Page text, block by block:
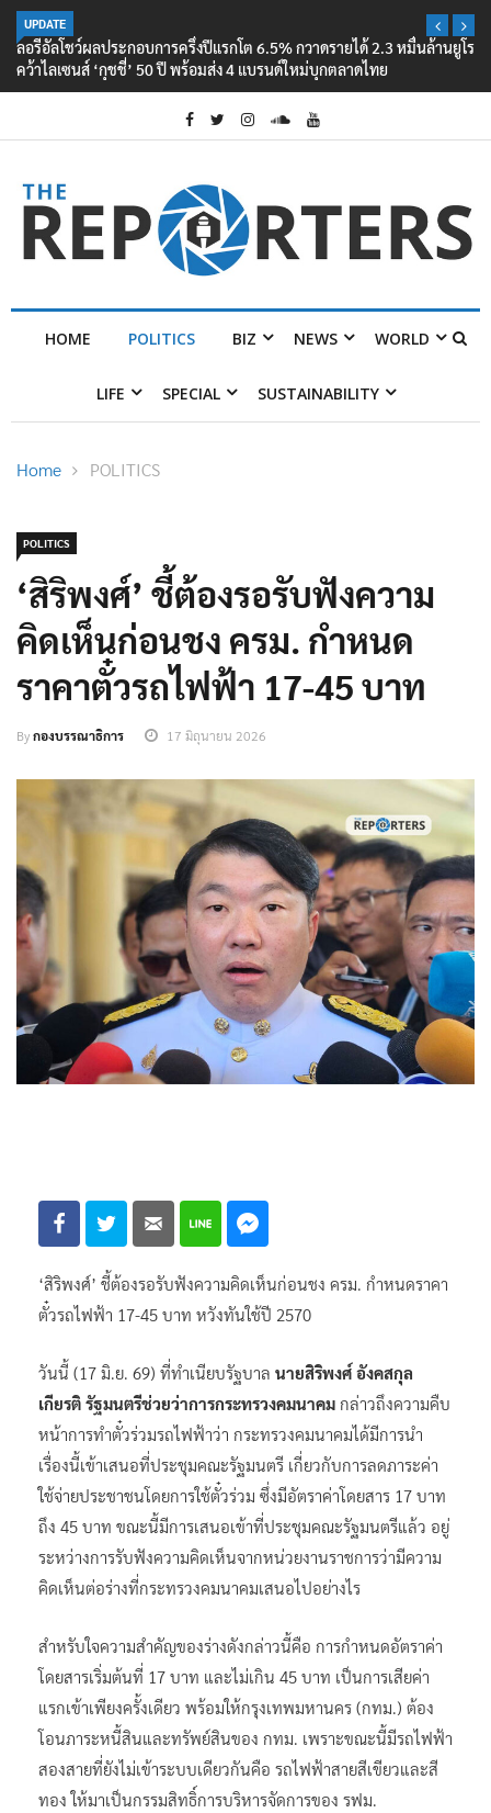
UPDATE
ลอรีอัลโชว์ผลประกอบการครึ่งปีแรกโต 6.5% กวาดรายได้ 2.3 หมื่นล้านยูโร
คว้าไลเซนส์ ‘กุชชี่’ 50 ปี พร้อมส่ง 4 แบรนด์ใหม่บุกตลาดไทย
HOME POLITICS BIZ NEWS WORLD
LIFE SPECIAL SUSTAINABILITY
Home POLITICS
POLITICS
‘สิริพงศ์’ ชี้ต้องรอรับฟังความ
คิดเห็นก่อนชง ครม. กำหนด
ราคาตั๋วรถไฟฟ้า 17-45 บาท
Byกองบรรณาธิการ 17 มิถุนายน 2026
‘สิริพงศ์’ ชี้ต้องรอรับฟังความคิดเห็นก่อนชง ครม. กำหนดราคา
ตั๋วรถไฟฟ้า 17-45 บาท หวังทันใช้ปี 2570
วันนี้ (17 มิ.ย. 69) ที่ทำเนียบรัฐบาล นายสิริพงศ์ อังคสกุล
เกียรติ รัฐมนตรีช่วยว่าการกระทรวงคมนาคม กล่าวถึงความคืบ
หน้าการทำตั๋วร่วมรถไฟฟ้าว่า กระทรวงคมนาคมได้มีการนำ
เรื่องนี้เข้าเสนอที่ประชุมคณะรัฐมนตรี เกี่ยวกับการลดภาระค่า
ใช้จ่ายประชาชนโดยการใช้ตั๋วร่วม ซึ่งมีอัตราค่าโดยสาร 17 บาท
ถึง 45 บาท ขณะนี้มีการเสนอเข้าที่ประชุมคณะรัฐมนตรีแล้ว อยู่
ระหว่างการรับฟังความคิดเห็นจากหน่วยงานราชการว่ามีความ
คิดเห็นต่อร่างที่กระทรวงคมนาคมเสนอไปอย่างไร
สำหรับใจความสำคัญของร่างดังกล่าวนี้คือ การกำหนดอัตราค่า
โดยสารเริ่มต้นที่ 17 บาท และไม่เกิน 45 บาท เป็นการเสียค่า
แรกเข้าเพียงครั้งเดียว พร้อมให้กรุงเทพมหานคร (กทม.) ต้อง
โอนภาระหนี้สินและทรัพย์สินของ กทม. เพราะขณะนี้มีรถไฟฟ้า
สองสายที่ยังไม่เข้าระบบเดียวกันคือ รถไฟฟ้าสายสีเขียวและสี
ทอง ให้มาเป็นกรรมสิทธิ์การบริหารจัดการของ รฟม.